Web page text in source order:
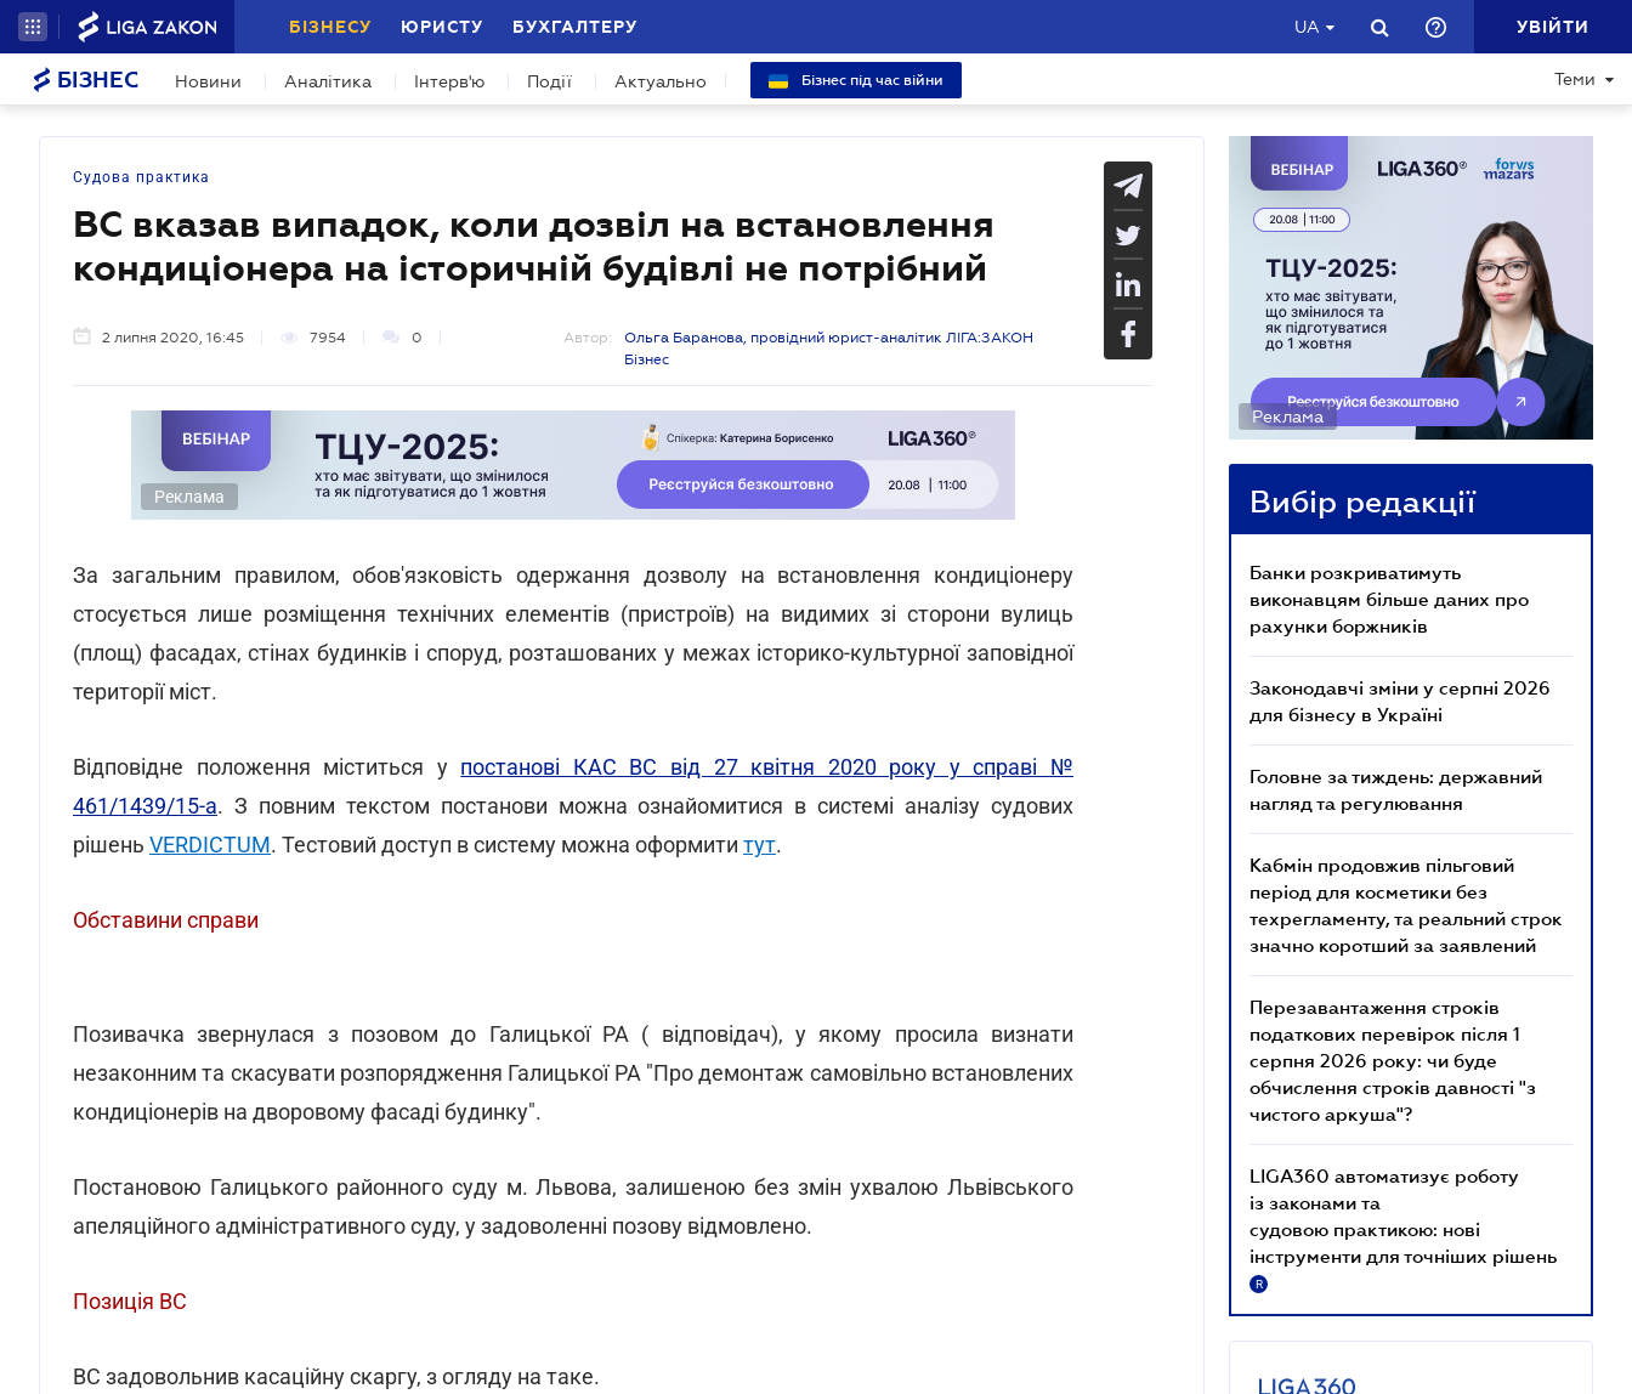
БІЗНЕСУ ЮРИСТУ БУХГАЛТЕРУ UA УВІЙТИ
БІЗНЕС Новини Аналітика Інтерв'ю Події Актуально Бізнес під час війни Теми
Судова практика
ВС вказав випадок, коли дозвіл на встановлення
кондиціонера на історичній будівлі не потрібний
2 липня 2020, 16:45 7954 0 Автор:
Ольга Баранова, провідний юрист-аналітик ЛІГА:ЗАКОН
Бізнес
Реклама
За загальним правилом, обов'язковість одержання дозволу на встановлення кондиціонеру
стосується лише розміщення технічних елементів (пристроїв) на видимих зі сторони вулиць
(площ) фасадах, стінах будинків і споруд, розташованих у межах історико-культурної заповідної
території міст.
Відповідне положення міститься у постанові КАС ВС від 27 квітня 2020 року у справі №
461/1439/15-а. З повним текстом постанови можна ознайомитися в системі аналізу судових
рішень VERDICTUM. Тестовий доступ в систему можна оформити тут.
Обставини справи
Позивачка звернулася з позовом до Галицької РА ( відповідач), у якому просила визнати
незаконним та скасувати розпорядження Галицької РА "Про демонтаж самовільно встановлених
кондиціонерів на дворовому фасаді будинку".
Постановою Галицького районного суду м. Львова, залишеною без змін ухвалою Львівського
апеляційного адміністративного суду, у задоволенні позову відмовлено.
Позиція ВС
ВС задовольнив касаційну скаргу, з огляду на таке.
Реклама
Вибір редакції
Банки розкриватимуть
виконавцям більше даних про
рахунки боржників
Законодавчі зміни у серпні 2026
для бізнесу в Україні
Головне за тиждень: державний
нагляд та регулювання
Кабмін продовжив пільговий
період для косметики без
техрегламенту, та реальний строк
значно коротший за заявлений
Перезавантаження строків
податкових перевірок після 1
серпня 2026 року: чи буде
обчислення строків давності "з
чистого аркуша"?
LIGA360 автоматизує роботу
із законами та
судовою практикою: нові
інструменти для точніших рішень
R